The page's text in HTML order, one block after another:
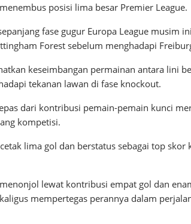
posisi lima besar Premier League.
fase gugur Europa League musim
Forest sebelum menghadapi
keseimbangan permainan antara lini
tekanan lawan di fase knockout.
dari kontribusi pemain-pemain kunci
kompetisi.
lima gol dan berstatus sebagai top skor
lewat kontribusi empat gol dan
mempertegas perannya dalam